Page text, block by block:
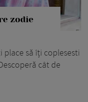
zodie
place să îți coplesesti
cât de